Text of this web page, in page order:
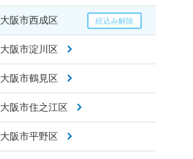
大阪市西成区
大阪市淀川区
大阪市鶴見区
大阪市住之江区
大阪市平野区